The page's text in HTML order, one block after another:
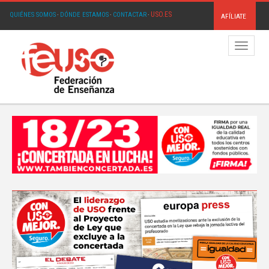
QUIÉNES SOMOS· DÓNDE ESTAMOS· CONTACTAR· USO.ES AFÍLIATE
Menú